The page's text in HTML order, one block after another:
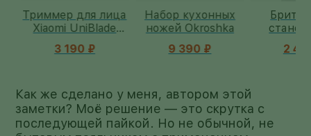
Триммер для лица
Xiaomi UniBlade
3 190 ₽
Набор кухонных
ножей Okroshka
9 390 ₽
станок
2
Как же сделано у меня, автором этой
заметки? Моё решение — это скрутка с
последующей пайкой. Но не обычной, не